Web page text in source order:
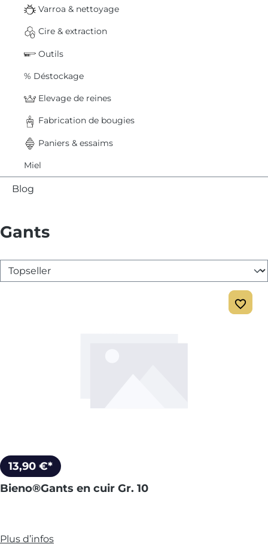
Varroa & nettoyage
Cire & extraction
Outils
% Déstockage
Elevage de reines
Fabrication de bougies
Paniers & essaims
Miel
Blog
Gants
13,90 €*
Bieno®Gants en cuir Gr. 10
Plus d’infos